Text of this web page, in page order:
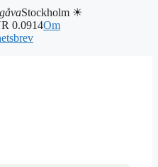
Stockholm ☀
0.0914Om